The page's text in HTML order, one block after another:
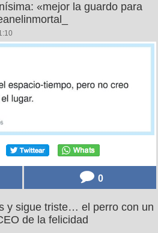
«mejor la guardo para
0
y sigue triste… el perro con un
de la felicidad